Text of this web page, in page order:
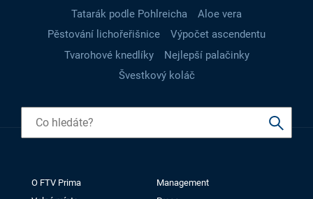
Tatarák podle Pohlreicha
Aloe vera
Pěstování lichořeřišnice
Výpočet ascendentu
Tvarohové knedlíky
Nejlepší palačinky
Švestkový koláč
O FTV Prima
Management